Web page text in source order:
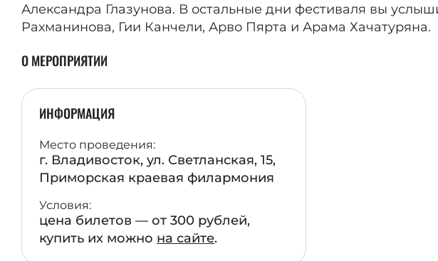
Александра Глазунова. В остальные дни фестиваля вы
Рахманинова, Гии Канчели, Арво Пярта и Арама Хачатуряна.
О МЕРОПРИЯТИИ
ИНФОРМАЦИЯ
Место проведения:
г. Владивосток, ул. Светланская, 15,
Приморская краевая филармония
Условия:
цена билетов — от 300 рублей,
купить их можно на сайте.